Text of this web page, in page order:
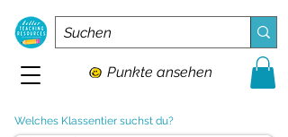
Punkte ansehen
Welches Klassentier suchst du?